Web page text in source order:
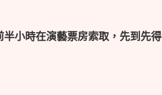
小時在演藝票房索取，先到先得